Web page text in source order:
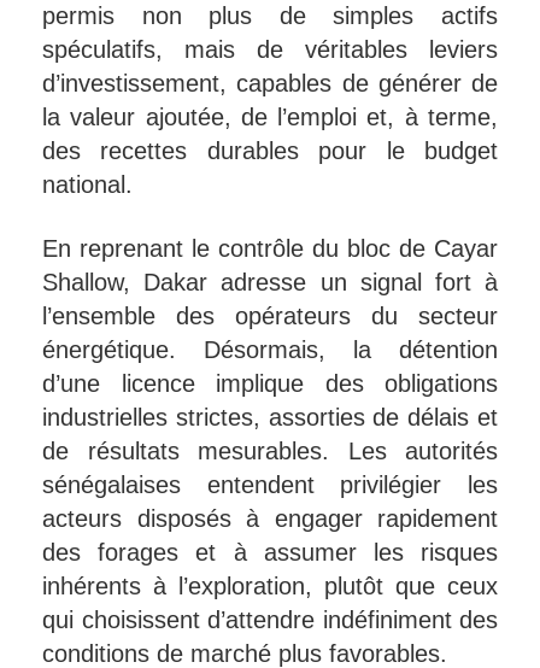
permis non plus de simples actifs
spéculatifs, mais de véritables leviers
d’investissement, capables de générer de
la valeur ajoutée, de l’emploi et, à terme,
des recettes durables pour le budget
national.
En reprenant le contrôle du bloc de Cayar
Shallow, Dakar adresse un signal fort à
l’ensemble des opérateurs du secteur
énergétique. Désormais, la détention
d’une licence implique des obligations
industrielles strictes, assorties de délais et
de résultats mesurables. Les autorités
sénégalaises entendent privilégier les
acteurs disposés à engager rapidement
des forages et à assumer les risques
inhérents à l’exploration, plutôt que ceux
qui choisissent d’attendre indéfiniment des
conditions de marché plus favorables.